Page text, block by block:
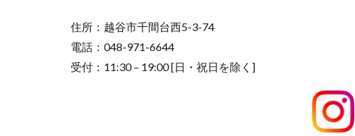
住所：越谷市千間台西5-3-74
電話：048-971-6644
受付：11:30 – 19:00 [日・祝日を除く]